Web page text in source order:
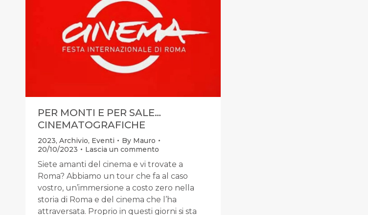
PER MONTI E PER SALE…
CINEMATOGRAFICHE
2023, Archivio, Eventi By Mauro
20/10/2023
Lascia un commento
Siete amanti del cinema e vi trovate a
Roma? Abbiamo un tour che fa al caso
vostro, un’immersione a costo zero nella
storia di Roma e del cinema che l’ha
attraversata. Proprio in questi giorni si sta